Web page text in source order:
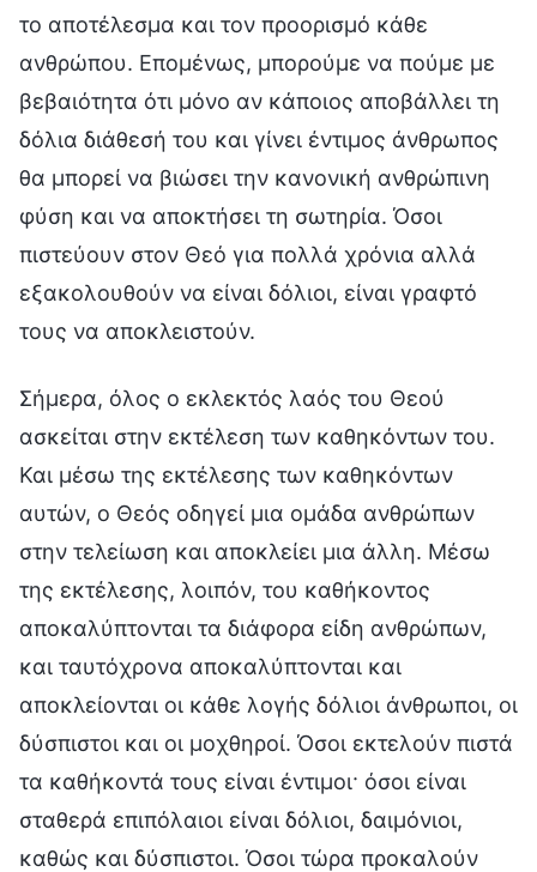
το αποτέλεσμα και τον προορισμό κάθε
ανθρώπου. Επομένως, μπορούμε να πούμε με
βεβαιότητα ότι μόνο αν κάποιος αποβάλλει τη
δόλια διάθεσή του και γίνει έντιμος άνθρωπος
θα μπορεί να βιώσει την κανονική ανθρώπινη
φύση και να αποκτήσει τη σωτηρία. Όσοι
πιστεύουν στον Θεό για πολλά χρόνια αλλά
εξακολουθούν να είναι δόλιοι, είναι γραφτό
τους να αποκλειστούν.
Σήμερα, όλος ο εκλεκτός λαός του Θεού
ασκείται στην εκτέλεση των καθηκόντων του.
Και μέσω της εκτέλεσης των καθηκόντων
αυτών, ο Θεός οδηγεί μια ομάδα ανθρώπων
στην τελείωση και αποκλείει μια άλλη. Μέσω
της εκτέλεσης, λοιπόν, του καθήκοντος
αποκαλύπτονται τα διάφορα είδη ανθρώπων,
και ταυτόχρονα αποκαλύπτονται και
αποκλείονται οι κάθε λογής δόλιοι άνθρωποι, οι
δύσπιστοι και οι μοχθηροί. Όσοι εκτελούν πιστά
τα καθήκοντά τους είναι έντιμοι· όσοι είναι
σταθερά επιπόλαιοι είναι δόλιοι, δαιμόνιοι,
καθώς και δύσπιστοι. Όσοι τώρα προκαλούν